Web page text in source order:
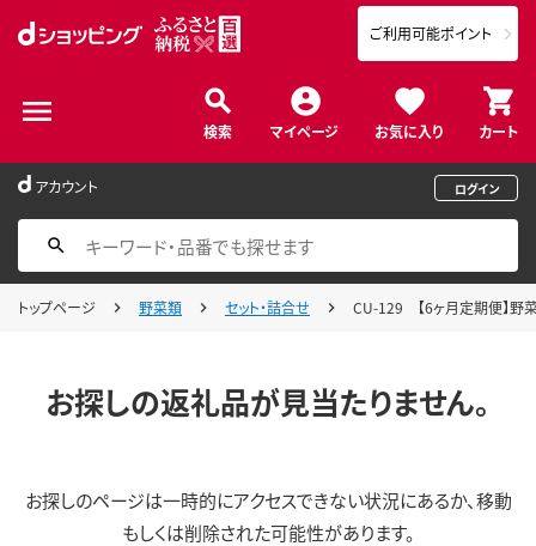
検索 マイページ お気に入り カート
ご利用可能ポイント
アカウント ログイン
トップページ 野菜類 セット・詰合せ CU-129 【6ヶ月定期便】野
お探しの返礼品が見当たりません。
お探しのページは一時的にアクセスできない状況にあるか、移動
もしくは削除された可能性があります。